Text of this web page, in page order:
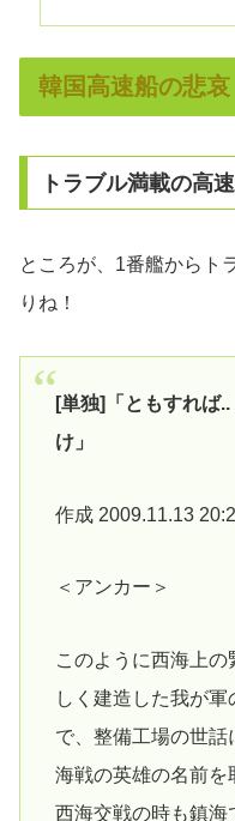
韓国高速船の悲哀
トラブル満載の高
ところが、1番艦からト
りね！
[単独]「ともすれば
け」
作成 2009.11.13
＜アンカー＞
このように西海上
しく建造した我が
で、整備工場の世
海戦の英雄の名前を
西海交戦の時も鎮海